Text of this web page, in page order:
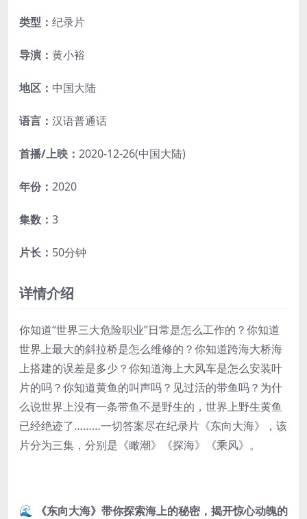
类型： 纪录片
导演： 黄小裕
地区： 中国大陆
语言： 汉语普通话
首播/上映： 2020-12-26(中国大陆)
年份： 2020
集数： 3
片长： 50分钟
详情介绍
你知道“世界三大危险职业”日常是怎么工作的？你知道
世界上最大的斜拉桥是怎么维修的？你知道跨海大桥海
上搭建的误差是多少？你知道海上大风车是怎么安装叶
片的吗？你知道黄鱼的叫声吗？见过活的带鱼吗？为什
么说世界上没有一条带鱼不是野生的，世界上野生黄鱼
已经绝迹了………一切答案尽在纪录片《东向大海》，该
片分为三集，分别是《瞰潮》《探海》《乘风》。
🌊 《东向大海》带你探索海上的秘密，揭开惊心动魄的